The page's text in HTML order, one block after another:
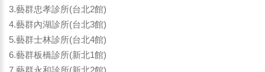
3.藝群忠孝診所(台北2館)
4.藝群內湖診所(台北3館)
5.藝群士林診所(台北4館)
6.藝群板橋診所(新北1館)
7.藝群永和診所(新北2館)